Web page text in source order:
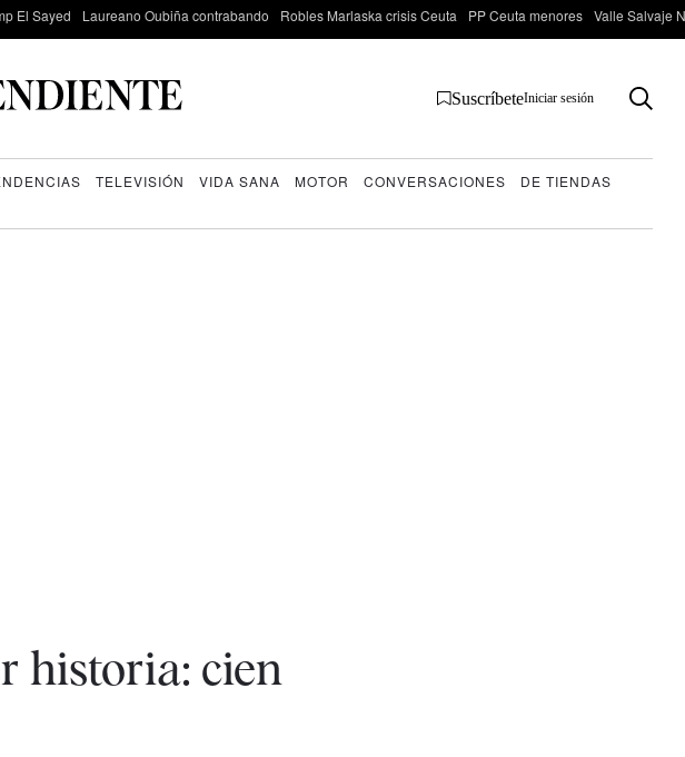
El Sayed Laureano Oubiña contrabando Robles Marlaska crisis Ceuta PP Ceuta menores Valle Salvaje
SuscríbeteIniciar sesión
TELEVISIÓN VIDA SANA MOTOR CONVERSACIONES
DE TIENDAS
historia: cien